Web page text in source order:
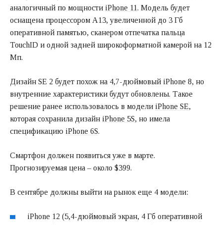
аналогичный по мощности iPhone 11. Модель будет
оснащена процессором A13, увеличенной до 3 Гб
оперативной памятью, сканером отпечатка пальца
TouchID и одной задней широкоформатной камерой на 12
Мп.
Дизайн SE 2 будет похож на 4,7-дюймовый iPhone 8, но
внутренние характеристики будут обновлены. Такое
решение ранее использовалось в модели iPhone SE,
которая сохранила дизайн iPhone 5S, но имела
спецификацию iPhone 6S.
Смартфон должен появиться уже в марте.
Прогнозируемая цена – около $399.
В сентябре должны выйти на рынок еще 4 модели:
iPhone 12 (5,4-дюймовый экран, 4 Гб оперативной